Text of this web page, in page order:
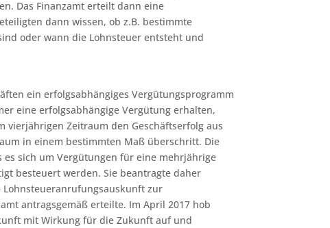
Das Finanzamt erteilt dann eine
dann wissen, ob z.B. bestimmte
oder wann die Lohnsteuer entsteht und
ein erfolgsabhängiges Vergütungsprogramm
eine erfolgsabhängige Vergütung erhalten,
vierjährigen Zeitraum den Geschäftserfolg aus
in einem bestimmten Maß überschritt. Die
es sich um Vergütungen für eine mehrjährige
besteuert werden. Sie beantragte daher
Lohnsteueranrufungsauskunft zur
antragsgemäß erteilte. Im April 2017 hob
mit Wirkung für die Zukunft auf und